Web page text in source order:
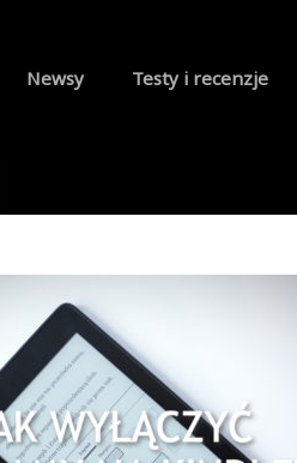
Newsy Testy i recenzje